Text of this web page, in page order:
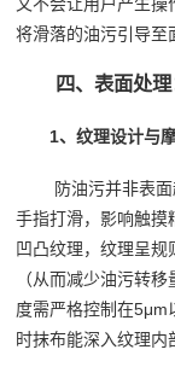
将滑落的油污引导至
四、表面处
1、纹理设计与
防油污并非表
手指打滑，影响触摸
凹凸纹理，纹理呈
（从而减少油污转
度需严格控制在5μm
时抹布能深入纹理内